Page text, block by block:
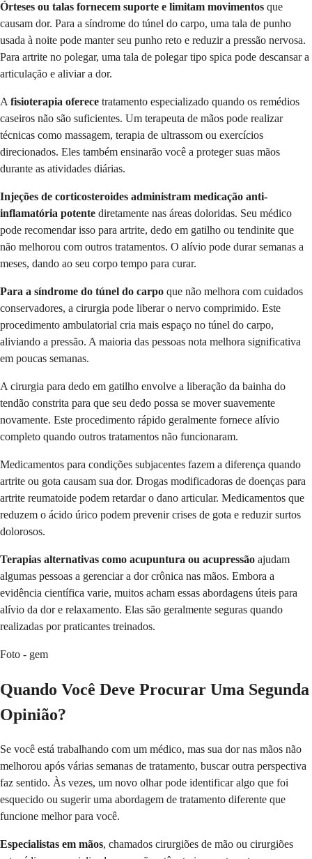
Órteses ou talas fornecem suporte e limitam movimentos que
causam dor. Para a síndrome do túnel do carpo, uma tala de punho
usada à noite pode manter seu punho reto e reduzir a pressão nervosa.
Para artrite no polegar, uma tala de polegar tipo spica pode descansar a
articulação e aliviar a dor.
A fisioterapia oferece tratamento especializado quando os remédios
caseiros não são suficientes. Um terapeuta de mãos pode realizar
técnicas como massagem, terapia de ultrassom ou exercícios
direcionados. Eles também ensinarão você a proteger suas mãos
durante as atividades diárias.
Injeções de corticosteroides administram medicação anti-
inflamatória potente diretamente nas áreas doloridas. Seu médico
pode recomendar isso para artrite, dedo em gatilho ou tendinite que
não melhorou com outros tratamentos. O alívio pode durar semanas a
meses, dando ao seu corpo tempo para curar.
Para a síndrome do túnel do carpo que não melhora com cuidados
conservadores, a cirurgia pode liberar o nervo comprimido. Este
procedimento ambulatorial cria mais espaço no túnel do carpo,
aliviando a pressão. A maioria das pessoas nota melhora significativa
em poucas semanas.
A cirurgia para dedo em gatilho envolve a liberação da bainha do
tendão constrita para que seu dedo possa se mover suavemente
novamente. Este procedimento rápido geralmente fornece alívio
completo quando outros tratamentos não funcionaram.
Medicamentos para condições subjacentes fazem a diferença quando
artrite ou gota causam sua dor. Drogas modificadoras de doenças para
artrite reumatoide podem retardar o dano articular. Medicamentos que
reduzem o ácido úrico podem prevenir crises de gota e reduzir surtos
dolorosos.
Terapias alternativas como acupuntura ou acupressão ajudam
algumas pessoas a gerenciar a dor crônica nas mãos. Embora a
evidência científica varie, muitos acham essas abordagens úteis para
alívio da dor e relaxamento. Elas são geralmente seguras quando
realizadas por praticantes treinados.
Foto - gem
Quando Você Deve Procurar Uma Segunda
Opinião?
Se você está trabalhando com um médico, mas sua dor nas mãos não
melhorou após várias semanas de tratamento, buscar outra perspectiva
faz sentido. Às vezes, um novo olhar pode identificar algo que foi
esquecido ou sugerir uma abordagem de tratamento diferente que
funcione melhor para você.
Especialistas em mãos, chamados cirurgiões de mão ou cirurgiões